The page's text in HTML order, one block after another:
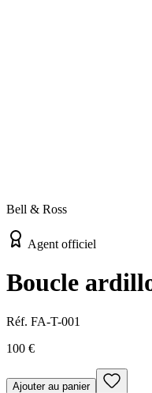
Bell & Ross
Agent officiel
Boucle
Réf. FA-T-001
100 €
Ajouter au panier